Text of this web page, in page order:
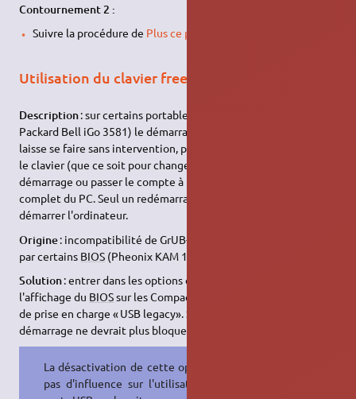
Contournement 2 :
Suivre la procédure de Plus ce post de www.debian-fr.xyz
Utilisation du clavier freeze Grub-PC
Description: sur certains portables (Compaq 21xx, HP ZE4600,
Packard Bell iGo 3581) le démarrage se déroule bien si on le
laisse se faire sans intervention, par contre toute pression sur
le clavier (que ce soit pour changer de ligne, configurer le
démarrage ou passer le compte à rebours) provoque un blocage
complet du PC. Seul un redémarrage « sauvage » permet de
démarrer l'ordinateur.
Origine: incompatibilité de GrUB-PC et de la gestion de l'
par certains BIOS (Pheonix KAM 1.60 ?)
Solution: entrer dans les options de
l'affichage du BIOSsur les Compaq 21xx), et désactiver l'option
de prise en charge « USB legacy». Sauvegarder et redémarrer. Le
démarrage ne devrait plus bloquer.
La désactivation de cette option n'a
pas d'influence sur l'utilisation des